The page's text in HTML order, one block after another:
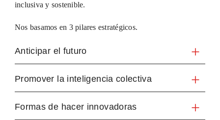
inclusiva y sostenible.
Nos basamos en 3 pilares estratégicos.
Anticipar el futuro
Promover la inteligencia colectiva
Formas de hacer innovadoras